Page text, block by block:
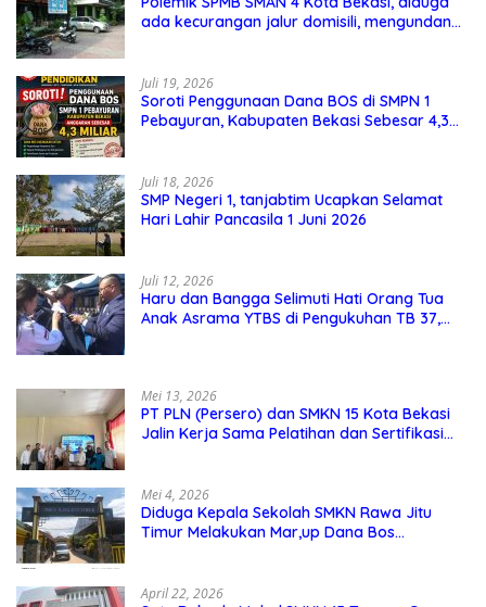
ada kecurangan jalur domisili, mengundang
Juli 19, 2026
Soroti Penggunaan Dana BOS di SMPN 1
Pebayuran, Kabupaten Bekasi Sebesar 4,3
Juli 18, 2026
SMP Negeri 1, tanjabtim Ucapkan Selamat
Hari Lahir Pancasila 1 Juni 2026
Juli 12, 2026
Haru dan Bangga Selimuti Hati Orang Tua
Anak Asrama YTBS di Pengukuhan TB 37,
Mei 13, 2026
PT PLN (Persero) dan SMKN 15 Kota Bekasi
Jalin Kerja Sama Pelatihan dan Sertifikasi
Mei 4, 2026
Diduga Kepala Sekolah SMKN Rawa Jitu
Timur Melakukan Mar,up Dana Bos
April 22, 2026